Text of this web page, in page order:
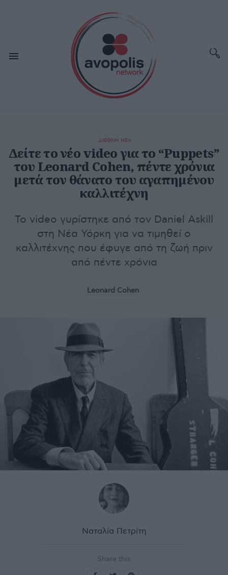
ΔΙΕΘΝΗ ΝΕΑ
Δείτε το νέο video για το “Puppets”
του Leonard Cohen, πέντε χρόνια
μετά τον θάνατο του αγαπημένου
καλλιτέχνη
Το video γυρίστηκε από τον Daniel Askill
στη Νέα Υόρκη για να τιμηθεί ο
καλλιτέχνης που έφυγε από τη ζωή πριν
από πέντε χρόνια
Leonard Cohen
Ναταλία Πετρίτη
Share this